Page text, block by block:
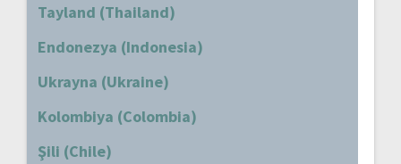
Tayland (Thailand)
Endonezya (Indonesia)
Ukrayna (Ukraine)
Kolombiya (Colombia)
Şili (Chile)